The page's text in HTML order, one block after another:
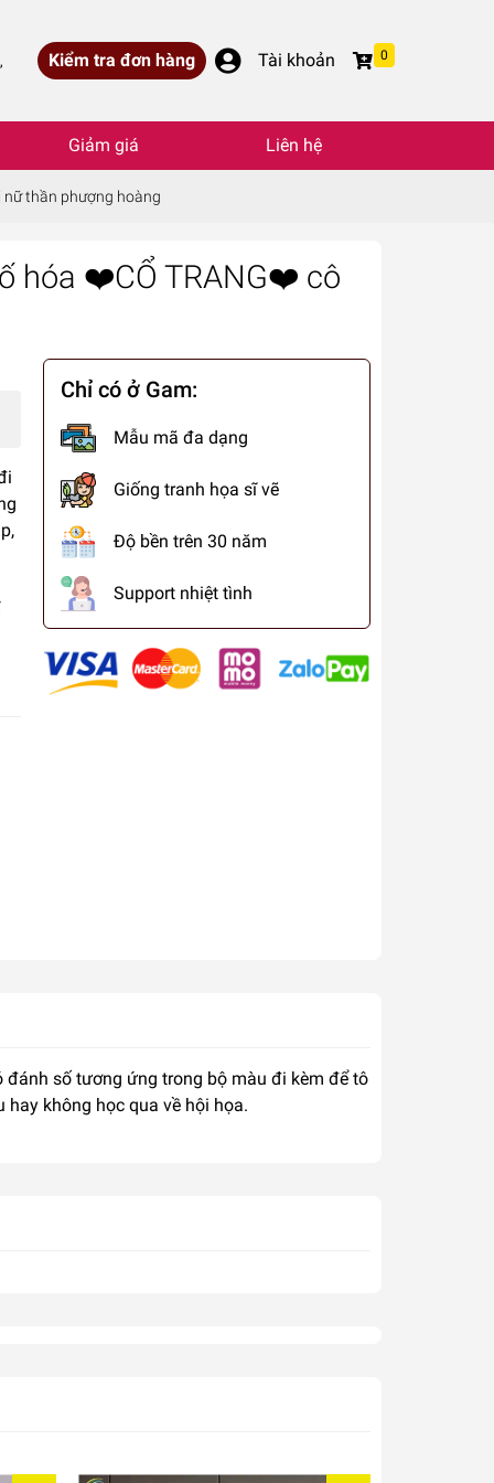
Kiểm tra đơn hàng Tài khoản 0
Giảm giá Liên hệ
thần phượng hoàng
hóa ❤️CỔ TRANG❤️ cô
Chỉ có ở Gam:
Mẫu mã đa dạng
Giống tranh họa sĩ vẽ
Độ bền trên 30 năm
Support nhiệt tình
số tương ứng trong bộ màu đi kèm để tô
hay không học qua về hội họa.